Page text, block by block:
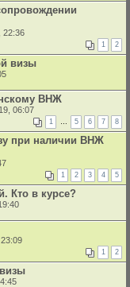
22:36
1 2
визы
ВНЖ
06:07
1 … 5 6 7 8
при наличии ВНЖ
1 2 3 4 5
Кто в курсе?
1 2